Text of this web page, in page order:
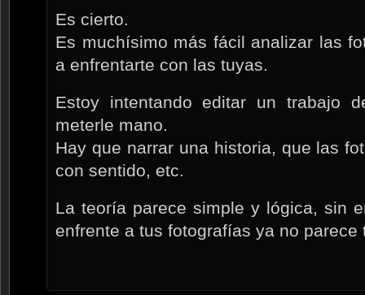
Es cierto.
Es muchísimo más fácil analizar las
a enfrentarte con las tuyas.
Estoy intentando editar un trabajo
meterle mano.
Hay que narrar una historia, que las
con sentido, etc.
La teoría parece simple y lógica, sin
enfrente a tus fotografías ya no